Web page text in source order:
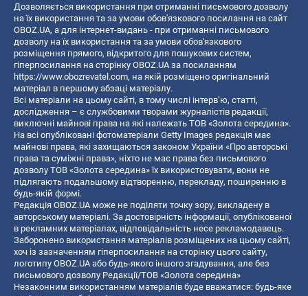
Дозволяється використання при отриманні письмового дозволу
на їх використання та за умови обов'язкового посилання на сайт
OBOZ.UA, а для інтернет-видань - при отриманні письмового
дозволу на їх використання та за умови обов'язкового
розміщення прямого, відкритого для пошукових систем,
гіперпосилання на сторінку OBOZ.UA за посиланням
https://www.obozrevatel.com, на якій розміщено оригінальний
матеріал в першому абзаці матеріалу.
Всі матеріали на цьому сайті, в тому числі інтерв’ю, статті,
дослідження – є службовими творами журналістів редакції,
виключні майнові права на які належать ТОВ «Золота середина».
На всі опубліковані фотоматеріали Getty Images редакція має
майнові права, які захищаються законом України «Про авторські
права та суміжні права», ніхто не має права без письмового
дозволу ТОВ «Золота середина» їх використовувати, вони не
підлягають подальшому відтворенню, перекладу, поширенню в
будь-якій формі.
Редакція OBOZ.UA може не поділяти точку зору, викладену в
авторському матеріалі. За достовірність інформації, опублікованої
в рекламних матеріалах, відповідальність несе рекламодавець.
Заборонено використання матеріалів розміщених на цьому сайті,
хоч із зазначенням гіперпосилання на сторінку цього сайту,
логотипу OBOZ.UA або будь-якого іншого згадування, але без
письмового дозволу Редакції/ТОВ «Золота середина»
Незаконним використанням матеріалів буде вважатися: будь-яке